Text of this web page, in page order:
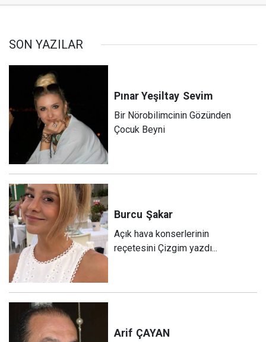
SON YAZILAR
Pınar Yeşiltay Sevim
Bir Nörobilimcinin Gözünden
Çocuk Beyni
Burcu Şakar
Açık hava konserlerinin
reçetesini Çizgim yazdı...
Arif ÇAYAN